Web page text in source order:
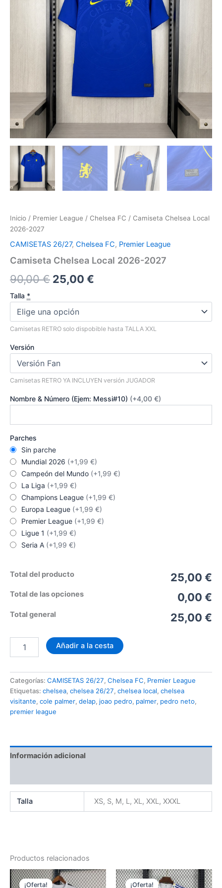
Inicio / Premier League / Chelsea FC / Camiseta Chelsea Local
2026-2027
CAMISETAS 26/27, Chelsea FC, Premier League
Camiseta Chelsea Local 2026-2027
90,00€ El
original
era:
25,00 €
es:
Talla *
Camisetas RETRO solo dispobible hasta TALLA XXL
Versión
Camisetas RETRO YA INCLUYEN versión JUGADOR
Nombre & Número (Ejem: Messi#10) (+4,00 €)
Parches
Sin parche
Mundial 2026 (+1,99 €)
Campeón del Mundo (+1,99 €)
La Liga (+1,99 €)
Champions League (+1,99 €)
Europa League (+1,99 €)
Premier League (+1,99 €)
Ligue 1 (+1,99 €)
Seria A (+1,99 €)
Total del producto 25,00 €
Total de las opciones 0,00 €
Total general 25,00 €
Chelsea
2026-
2027
cantidad
Añadir a la cesta
Categorías: CAMISETAS 26/27, Chelsea FC, Premier League
Etiquetas: chelsea, chelsea 26/27, chelsea local, chelsea
visitante, cole palmer, delap, joao pedro, palmer, pedro neto,
premier league
Información adicional
Talla XS, S, M, L, XL, XXL, XXXL
Productos relacionados
¡Oferta!
¡Oferta! ¡Oferta!
¡Oferta!